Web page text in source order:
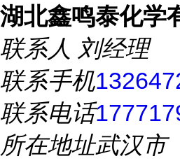
湖北鑫鸣泰化学
联系人 刘经理
联系手机
联系电话
所在地址武汉市